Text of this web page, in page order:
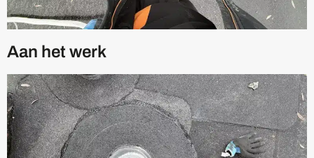
Aan het werk